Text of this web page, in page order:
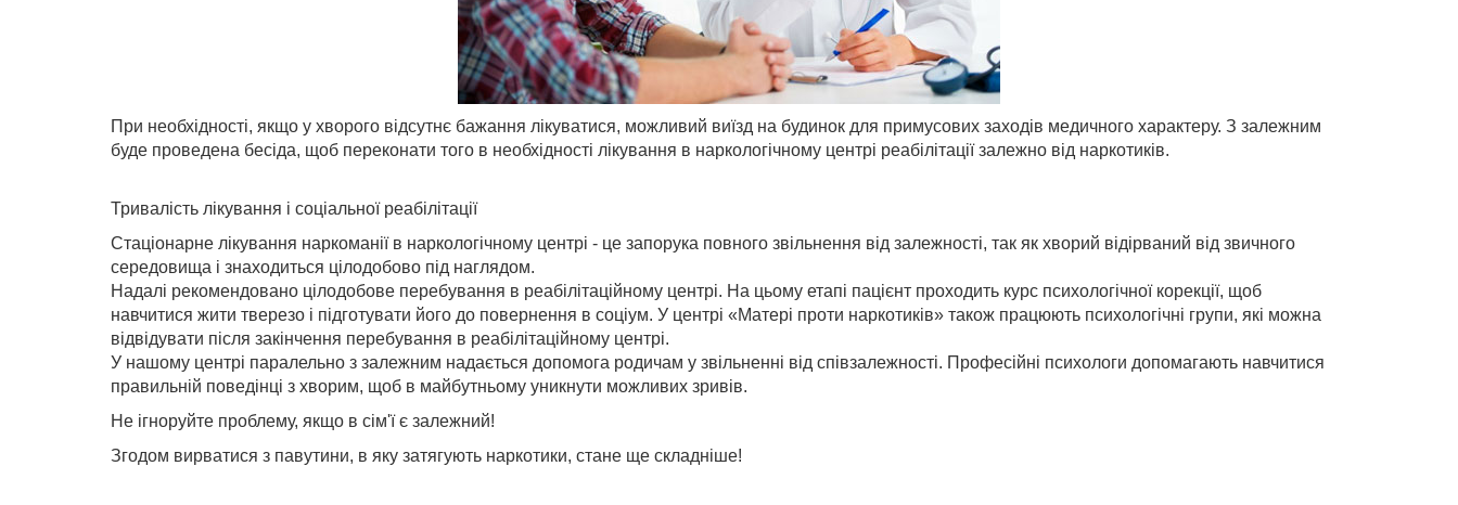
При необхідності, якщо у хворого відсутнє бажання лікуватися, можливий виїзд на будинок для примусових заходів медичного характеру. З залежним
буде проведена бесіда, щоб переконати того в необхідності лікування в наркологічному центрі реабілітації залежно від наркотиків.
Тривалість лікування і соціальної реабілітації
Стаціонарне лікування наркоманії в наркологічному центрі - це запорука повного звільнення від залежності, так як хворий відірваний від звичного
середовища і знаходиться цілодобово під наглядом.
Надалі рекомендовано цілодобове перебування в реабілітаційному центрі. На цьому етапі пацієнт проходить курс психологічної корекції, щоб
навчитися жити тверезо і підготувати його до повернення в соціум. У центрі «Матері проти наркотиків» також працюють психологічні групи, які можна
відвідувати після закінчення перебування в реабілітаційному центрі.
У нашому центрі паралельно з залежним надається допомога родичам у звільненні від співзалежності. Професійні психологи допомагають навчитися
правильній поведінці з хворим, щоб в майбутньому уникнути можливих зривів.
Не ігноруйте проблему, якщо в сім'ї є залежний!
Згодом вирватися з павутини, в яку затягують наркотики, стане ще складніше!